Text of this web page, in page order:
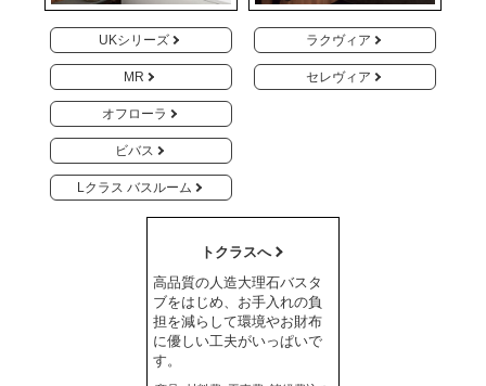
UKシリーズ
MR
オフローラ
ビバス
Lクラス バスルーム
ラクヴィア
セレヴィア
トクラスへ
高品質の人造大理石バスタ
ブをはじめ、お手入れの負
担を減らして環境やお財布
に優しい工夫がいっぱいで
す。